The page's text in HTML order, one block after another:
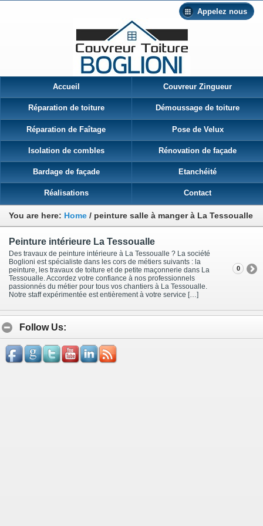
Appelez nous
Accueil Couvreur Zingueur
Réparation de toiture Démoussage de toiture
Réparation de Faîtage Pose de Velux
Isolation de combles Rénovation de façade
Bardage de façade Etanchéité
Réalisations Contact
You are here: Home / peinture salle à manger à La Tessoualle
Peinture intérieure La Tessoualle
Des travaux de peinture intérieure à La Tessoualle ? La société
Boglioni est spécialiste dans les cors de métiers suivants : la
peinture, les travaux de toiture et de petite maçonnerie dans La
Tessoualle. Accordez votre confiance à nos professionnels
passionnés du métier pour tous vos chantiers à La Tessoualle.
Notre staff expérimentée est entièrement à votre service […]
0
Follow Us: